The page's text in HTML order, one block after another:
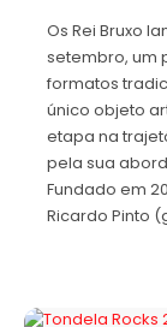
Os Rei Bruxo
setembro, um
formatos
único objeto
etapa na
pela sua
Fundado em
Ricardo Pinto